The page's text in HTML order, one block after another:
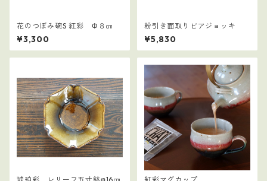
花のつぼみ碗S 紅彩 Φ８㎝
¥3,300
粉引き面取りビアジョッキ
¥5,830